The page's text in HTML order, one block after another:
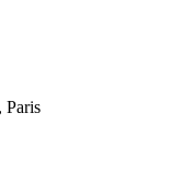
Paris